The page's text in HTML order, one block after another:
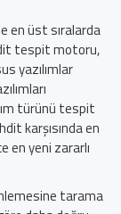
en üst sıralarda
tespit motoru,
yazılımlar
türünü tespit
karşısında en
en yeni zararlı
tarama